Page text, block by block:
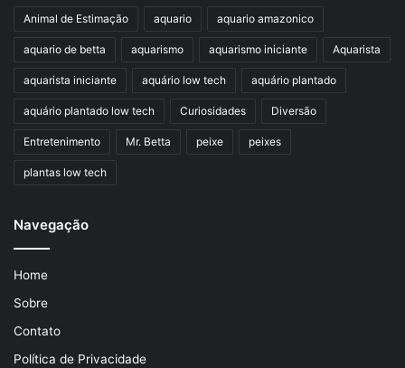
Animal de Estimação aquario aquario amazonico
aquario de betta aquarismo aquarismo iniciante Aquarista
aquarista iniciante aquário low tech aquário plantado
aquário plantado low tech Curiosidades Diversão
Entretenimento Mr. Betta peixe peixes
plantas low tech
Navegação
Home
Sobre
Contato
Política de Privacidade